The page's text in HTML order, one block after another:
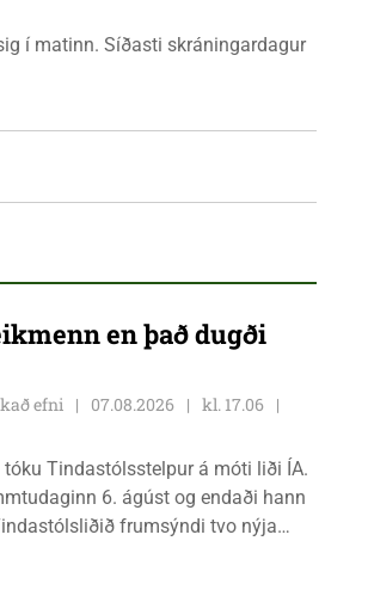
í matinn. Síðasti skráningardagur
en það dugði
efni 07.08.2026
kl. 17.06
Tindastólsstelpur á móti liði ÍA.
6. ágúst og endaði hann
frumsýndi tvo nýja